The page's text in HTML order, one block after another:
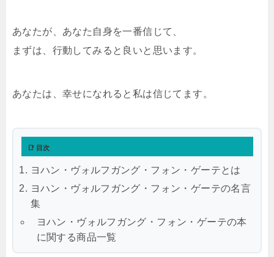
あなたが、あなた自身を一番信じて、
まずは、行動してみると良いと思います。
あなたは、幸せになれると私は信じてます。
📑 目次
ヨハン・ヴォルフガング・フォン・ゲーテとは
ヨハン・ヴォルフガング・フォン・ゲーテの名言
集
ヨハン・ヴォルフガング・フォン・ゲーテの本
に関する商品一覧